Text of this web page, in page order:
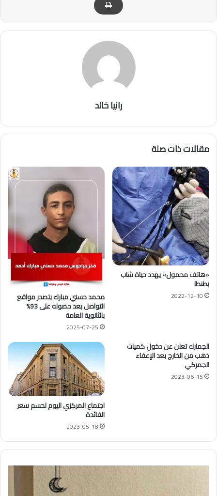
رانيا خالد
مقالات ذات صلة
«هاتف محمول» يهدد حياة شاب
بطنطا
2022-12-10 محمد حسني مبارك يتصدر مواقع
التواصل بعد حصوله على 93%
بالثانوية العامة
2025-07-25
الجمارك تعلن عن دخول كميات
ذهب من الخارج بعد الإعفاء
الجمركي
2023-06-15
اجتماع المركزي اليوم لحسم سعر
الفائدة
2023-05-18